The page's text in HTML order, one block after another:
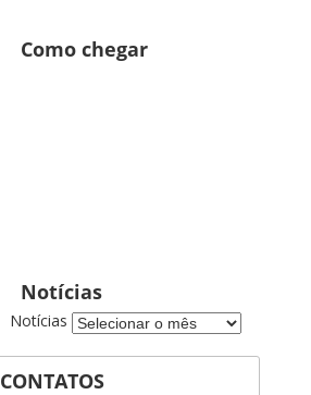
Como chegar
Notícias
Notícias
CONTATOS